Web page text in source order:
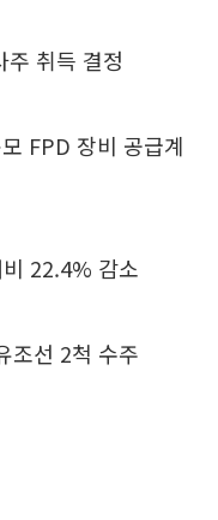
취득 결정
FPD 장비 공급계
22.4% 감소
조선 2척 수주